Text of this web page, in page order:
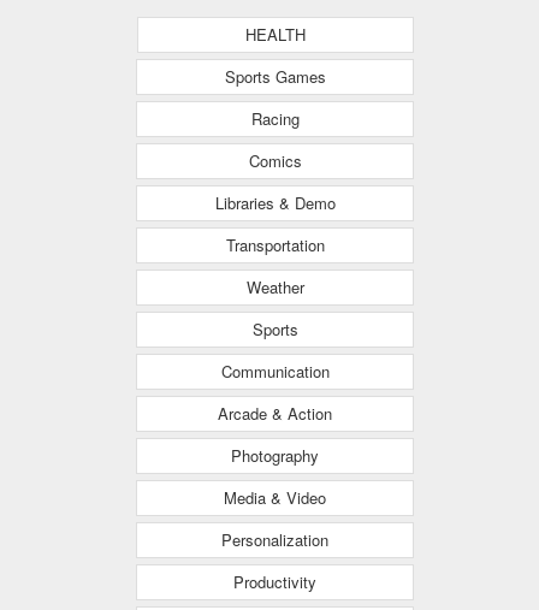
HEALTH
Sports Games
Racing
Comics
Libraries & Demo
Transportation
Weather
Sports
Communication
Arcade & Action
Photography
Media & Video
Personalization
Productivity